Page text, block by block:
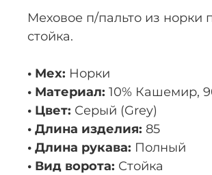
Меховое п/пальто из
стойка.
• Мех: Норки
• Материал: 10% Кашемир,
• Цвет: Серый (Grey)
• Длина изделия: 85
• Длина рукава: Полный
• Вид ворота: Стойка